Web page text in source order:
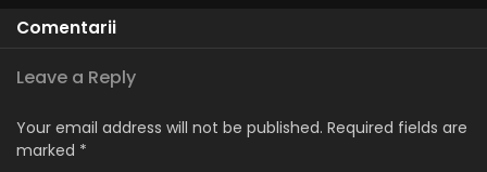
Comentarii
Leave a Reply
Your email address will not be published. Required fields are
marked *